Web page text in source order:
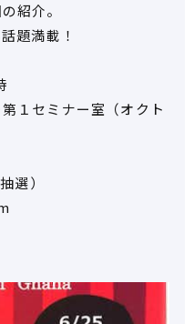
紹介。
題満載！
１セミナー室（オクト
選）